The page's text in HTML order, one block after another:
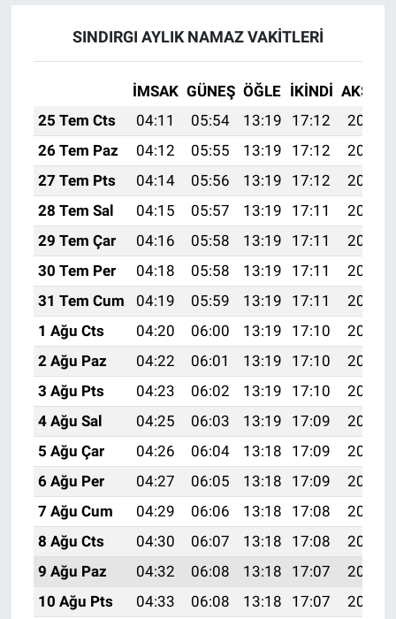
SINDIRGI AYLIK NAMAZ VAKITLERI
İMSAK GÜNEŞ ÖĞLE İKINDI AKŞAM
25 Tem Cts
04:11 05:54 13:19 17:12
20:34
26 Tem Paz
04:12 05:55 13:19 17:12
20:33
27 Tem Pts
04:14 05:56 13:19 17:12
20:32
28 Tem Sal
04:15 05:57 13:19 17:11
20:31
29 Tem Çar
04:16 05:58 13:19 17:11
20:30
30 Tem Per
04:18 05:58 13:19 17:11
20:29
31 Tem Cum
04:19 05:59 13:19 17:11
20:28
1 Ağu Cts
04:20 06:00 13:19 17:10
20:27
2 Ağu Paz
04:22 06:01 13:19 17:10
20:26
3 Ağu Pts
04:23 06:02 13:19 17:10
20:25
4 Ağu Sal
04:25 06:03 13:19 17:09
20:24
5 Ağu Çar
04:26 06:04 13:18 17:09
20:23
6 Ağu Per
04:27 06:05 13:18 17:09
20:22
7 Ağu Cum
04:29 06:06 13:18 17:08
20:21
8 Ağu Cts
04:30 06:07 13:18 17:08
20:20
9 Ağu Paz
04:32 06:08 13:18 17:07
20:18
10 Ağu Pts
04:33 06:08 13:18 17:07
20:17